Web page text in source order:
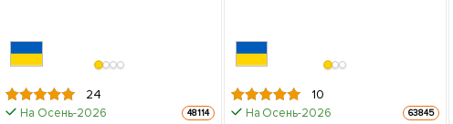
24
На Осень-2026 48114
10
На Осень-2026 63845